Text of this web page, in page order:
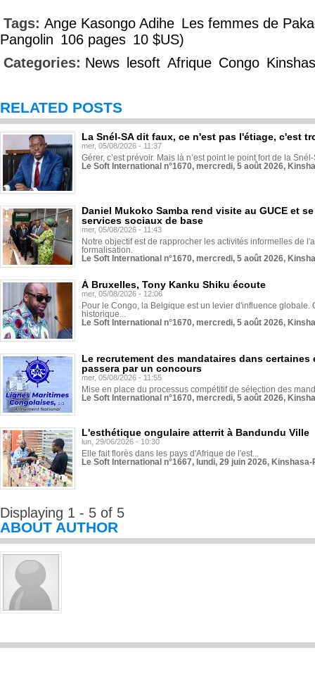
Tags: Ange Kasongo Adihe Les femmes de
Pangolin 106 pages 10 $US)
Categories: News lesoft Afrique Congo
RELATED POSTS
La Snél-SA dit faux, ce n'est pas l'étiage, c'est
mer, 05/08/2026 - 11:37
Gérer, c’est prévoir. Mais là n’est point le point fort de la
Le Soft International n°1670, mercredi, 5 août 2026,
Daniel Mukoko Samba rend visite au GUCE et
services sociaux de base
mer, 05/08/2026 - 11:43
Notre objectif est de rapprocher les activités informelles de
formalisation.
Le Soft International n°1670, mercredi, 5 août 2026,
À Bruxelles, Tony Kanku Shiku écoute
mer, 05/08/2026 - 12:06
Pour le Congo, la Belgique est un levier d'influence globale.
historique...
Le Soft International n°1670, mercredi, 5 août 2026,
Le recrutement des mandataires dans
passera par un concours
mer, 05/08/2026 - 11:55
Mise en place du processus compétitif de sélection des
Le Soft International n°1670, mercredi, 5 août 2026,
L'esthétique ongulaire atterrit à Bandundu Ville
lun, 29/06/2026 - 10:30
Elle fait florès dans les pays d'Afrique de l'est...
Le Soft International n°1667, lundi, 29 juin 2026,
Displaying 1 - 5 of 5
ABOUT AUTHOR